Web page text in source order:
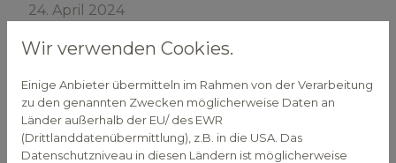
24. April 2024
Das langsame Absterben von Nervenzellen im
produzieren: Das ist die Parkinson-Krankheit. Bis
heute ist Parkinson nicht heilbar, aber es kann
bereits vor dem Ausbruch getestet werden, ob die
Erkrankung ausbricht.
Wir verwenden Cookies.
Einige Anbieter übermitteln im Rahmen von der Verarbeitung
zu den genannten Zwecken möglicherweise Daten an
Länder außerhalb der EU/ des EWR
(Drittlanddatenübermittlung), z.B. in die USA. Das
Datenschutzniveau in diesen Ländern ist möglicherweise